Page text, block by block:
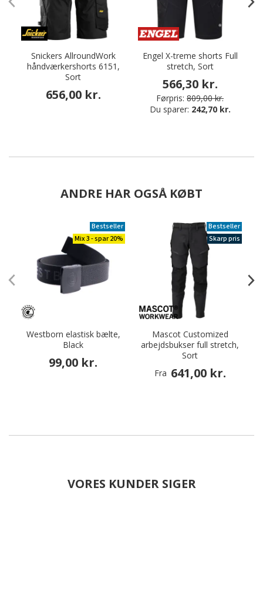
Snickers AllroundWork
håndværkershorts 6151,
Sort
656,00 kr.
Engel X-treme shorts Full
stretch, Sort
566,30 kr.
Førpris: 809,00 kr.
Du sparer: 242,70 kr.
ANDRE HAR OGSÅ KØBT
Bestseller
Mix 3 - spar 20%
Westborn elastisk bælte,
Black
99,00 kr.
Bestseller
Skarp pris
Mascot Customized
arbejdsbukser full stretch,
Sort
Fra 641,00 kr.
VORES KUNDER SIGER